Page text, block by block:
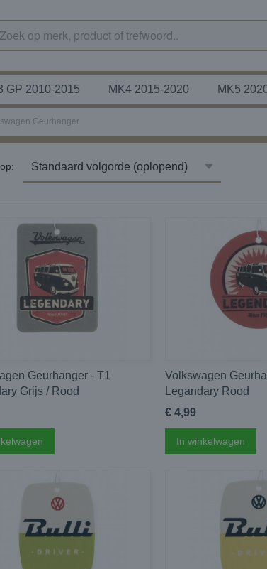
GP 2010-2015 MK4 2015-2020 MK5
Geurhanger
op:
Geurhanger - T1
Grijs / Rood
Volkswagen
Legandary Rood
€ 4,99
In winkelwagen